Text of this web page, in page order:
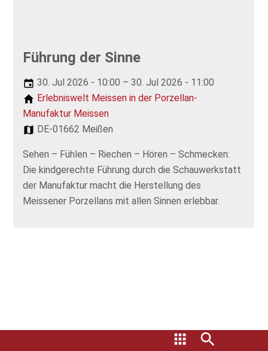
Führung der Sinne
30. Jul 2026 - 10:00 – 30. Jul 2026 - 11:00
Erlebniswelt Meissen in der Porzellan-
Manufaktur Meissen
DE-01662 Meißen
Sehen – Fühlen – Riechen – Hören – Schmecken:
Die kindgerechte Führung durch die Schauwerkstatt
der Manufaktur macht die Herstellung des
Meissener Porzellans mit allen Sinnen erlebbar.